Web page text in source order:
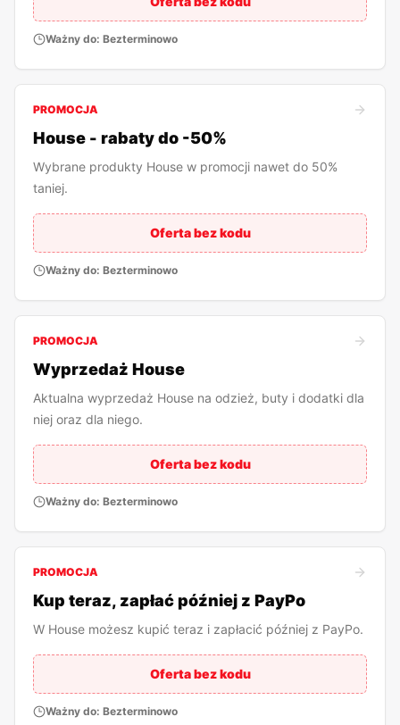
Ważny do: Bezterminowo
PROMOCJA
House - rabaty do -50%
Wybrane produkty House w promocji nawet do 50%
taniej.
Oferta bez kodu
Ważny do: Bezterminowo
PROMOCJA
Wyprzedaż House
Aktualna wyprzedaż House na odzież, buty i dodatki dla
niej oraz dla niego.
Oferta bez kodu
Ważny do: Bezterminowo
PROMOCJA
Kup teraz, zapłać później z PayPo
W House możesz kupić teraz i zapłacić później z PayPo.
Oferta bez kodu
Ważny do: Bezterminowo